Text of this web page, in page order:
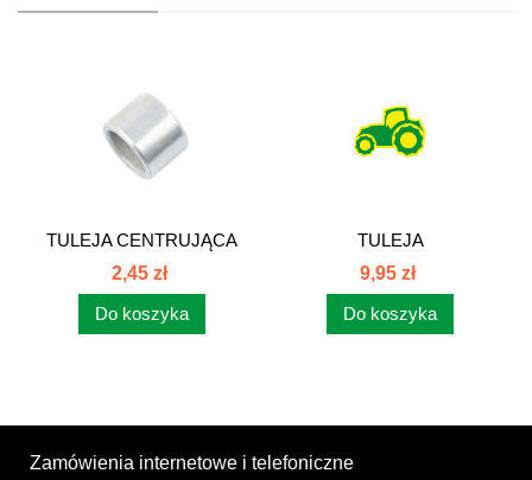
TULEJA CENTRUJĄCA
PIASTĘ...
2,45 zł
Do koszyka
TULEJA
RÓŻN.ZW.M20x1,5/
9,95 zł
Do koszyka
Zamówienia internetowe i telefoniczne